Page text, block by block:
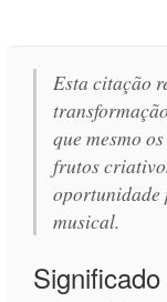
Esta citação
que mesmo
frutos
oportunidade
musical.